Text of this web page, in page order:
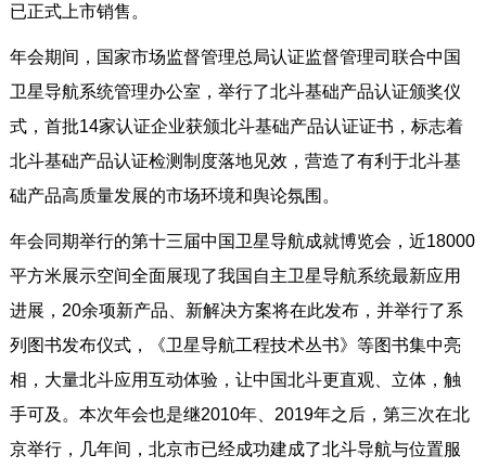
已正式上市销售。
年会期间，国家市场监督管理总局认证监督管理司联合中国
卫星导航系统管理办公室，举行了北斗基础产品认证颁奖仪
式，首批14家认证企业获颁北斗基础产品认证证书，标志着
北斗基础产品认证检测制度落地见效，营造了有利于北斗基
础产品高质量发展的市场环境和舆论氛围。
年会同期举行的第十三届中国卫星导航成就博览会，近18000
平方米展示空间全面展现了我国自主卫星导航系统最新应用
进展，20余项新产品、新解决方案将在此发布，并举行了系
列图书发布仪式，《卫星导航工程技术丛书》等图书集中亮
相，大量北斗应用互动体验，让中国北斗更直观、立体，触
手可及。本次年会也是继2010年、2019年之后，第三次在北
京举行，几年间，北京市已经成功建成了北斗导航与位置服